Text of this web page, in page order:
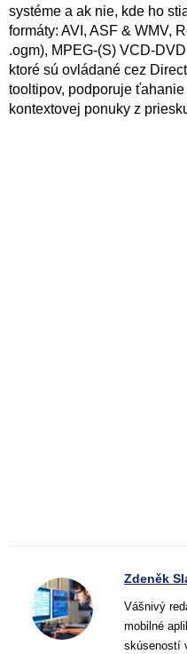
systéme a ak nie, kde ho
formáty: AVI, ASF & WMV,
.ogm), MPEG-(S) VCD-
ktoré sú ovládané cez
tooltipov, podporuje
kontextovej ponuky z
Zdeněk
Vášnivý
mobilné
skúseností